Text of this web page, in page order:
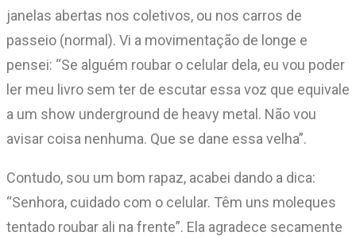
janelas abertas nos coletivos, ou nos carros de
passeio (normal). Vi a movimentação de longe e
pensei: “Se alguém roubar o celular dela, eu vou poder
ler meu livro sem ter de escutar essa voz que equivale
a um show underground de heavy metal. Não vou
avisar coisa nenhuma. Que se dane essa velha”.
Contudo, sou um bom rapaz, acabei dando a dica:
“Senhora, cuidado com o celular. Têm uns moleques
tentado roubar ali na frente”. Ela agradece secamente